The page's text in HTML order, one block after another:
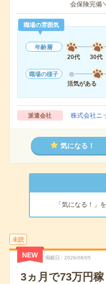
会保険完備
職場の雰囲気
年齢層
20代
30代
職場の様子
活気がある
派遣会社 株式会社ニ
気になる！
「気になる！」
未読
NEW 掲載日 2026/08/05
3ヵ月で73万円